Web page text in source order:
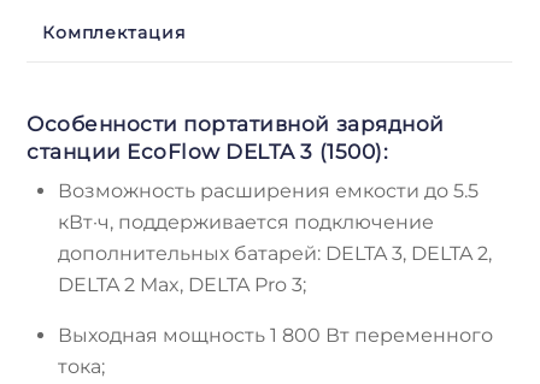
Комплектация
Особенности портативной зарядной
станции EcoFlow DELTA 3 (1500):
Возможность расширения емкости до 5.5
кВт·ч, поддерживается подключение
дополнительных батарей: DELTA 3, DELTA 2,
DELTA 2 Max, DELTA Pro 3;
Выходная мощность 1 800 Вт переменного
тока;